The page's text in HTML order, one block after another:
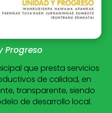
Progreso
que presta servicios
de calidad, en
transparente, siendo
de desarrollo local.